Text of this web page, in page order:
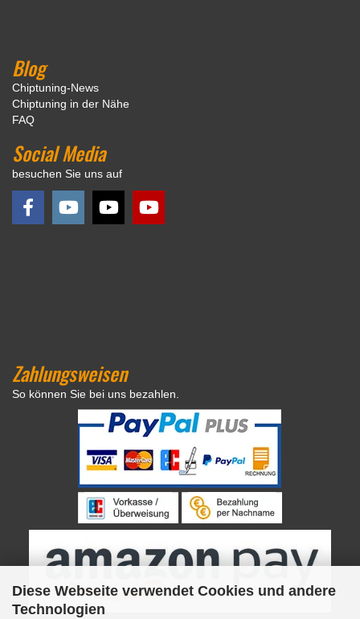
Diese Webseite verwendet Cookies und andere
Technologien
Blog
Chiptuning-News
Chiptuning in der Nähe
FAQ
Social Media
besuchen Sie uns auf
Zahlungsweisen
So können Sie bei uns bezahlen.